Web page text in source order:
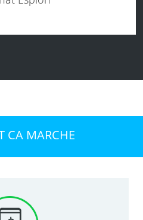
CA MARCHE